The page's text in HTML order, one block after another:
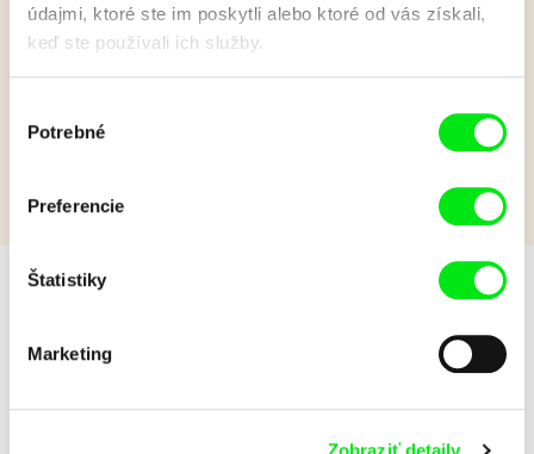
údajmi, ktoré ste im poskytli alebo ktoré od vás získali,
keď ste používali ich služby.
súhlasu
Potrebné
Preferencie
Štatistiky
Marketing
nálepky nalepiť na sklo! Nakoniec dostane geniálny nápad.
Čoskoro sú nálepky na okne a najnovšia vtáčia búdka pána
Dievčatá v hlavej úlohe